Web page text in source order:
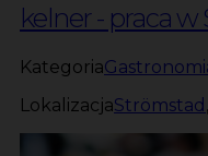
kelner - praca w
Kategoria
LokalizacjaStrömstad ,